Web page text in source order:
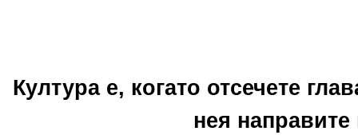
Култура е, когато отсечете
нея направите